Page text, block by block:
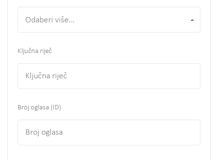
Odaberi više...
Ključna riječ
Broj oglasa (ID)